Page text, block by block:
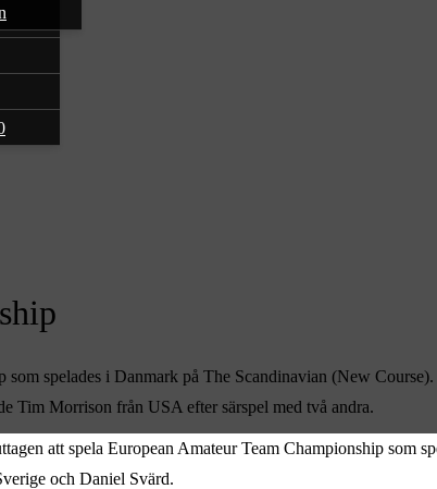
spelades i Danmark på The Scandinavian (New
Tim Morrison från USA efter särspel med två andra.
att spela European Amateur Team Championship som
och Daniel Svärd.